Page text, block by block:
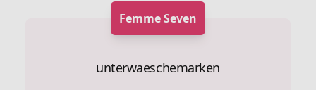
Femme Seven
unterwaeschemarken